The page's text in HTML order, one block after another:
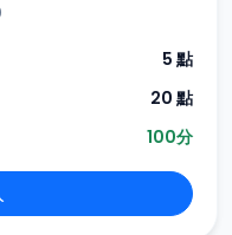
5 點
20 點
100分